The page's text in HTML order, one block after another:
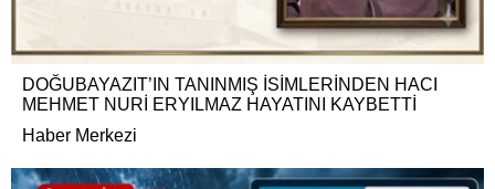
DOĞUBAYAZIT’IN TANINMIŞ İSİMLERİNDEN HACI
MEHMET NURİ ERYILMAZ HAYATINI KAYBETTİ
Haber Merkezi